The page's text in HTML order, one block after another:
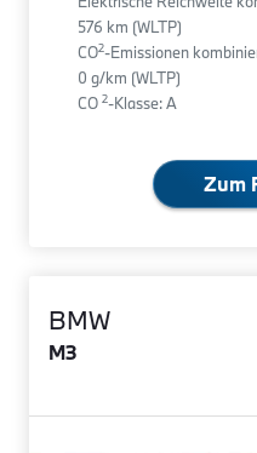
576 km (WLTP)
CO2-Emissionen
0 g/km (WLTP)
CO 2-Klasse: A
Zum
BMW
M3